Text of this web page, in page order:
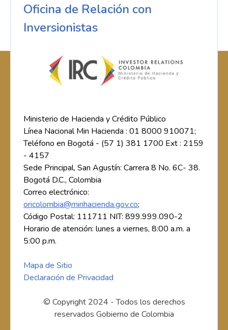
Oficina de Relación con
Inversionistas
Ministerio de Hacienda y Crédito Público
Línea Nacional Min Hacienda : 01 8000 910071;
Teléfono en Bogotá - (57 1) 381 1700 Ext : 2159
- 4157
Sede Principal, San Agustín: Carrera 8 No. 6C- 38.
Bogotá D.C., Colombia
Correo electrónico:
oricolombia@minhacienda.gov.co;
Código Postal: 111711 NIT: 899.999.090-2
Horario de atención: lunes a viernes, 8:00 a.m. a
5:00 p.m.
Mapa de Sitio
Declaración de Privacidad
© Copyright 2024 - Todos los derechos
reservados Gobierno de Colombia